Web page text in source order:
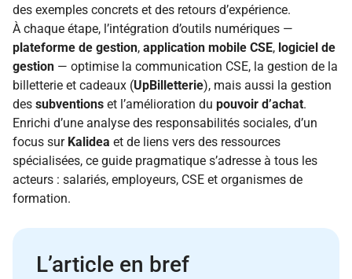
des exemples concrets et des retours d’expérience.
À chaque étape, l’intégration d’outils numériques —
plateforme de gestion, application mobile CSE, logiciel de
gestion — optimise la communication CSE, la gestion de la
billetterie et cadeaux (UpBilletterie), mais aussi la gestion
des subventions et l’amélioration du pouvoir d’achat.
Enrichi d’une analyse des responsabilités sociales, d’un
focus sur Kalidea et de liens vers des ressources
spécialisées, ce guide pragmatique s’adresse à tous les
acteurs : salariés, employeurs, CSE et organismes de
formation.
L’article en bref